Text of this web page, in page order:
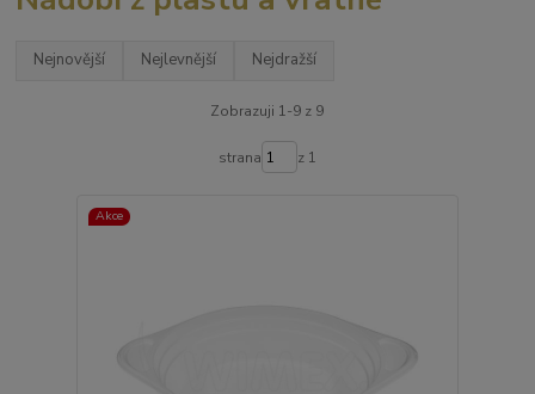
Nejnovější Nejlevnější Nejdražší
Zobrazuji 1-9 z 9
strana z 1
Akce